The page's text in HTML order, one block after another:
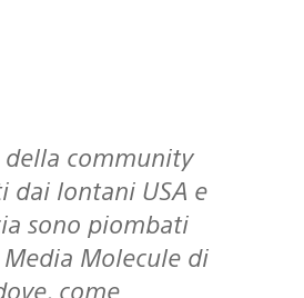
dai lontani USA e
sono piombati
Molecule di
come